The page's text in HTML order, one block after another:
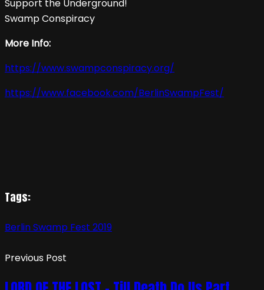
Support the Underground!
Swamp Conspiracy
More Info:
https://www.swampconspiracy.org/
https://www.facebook.com/BerlinSwampFest/
Tags:
Berlin Swamp Fest 2019
Previous Post